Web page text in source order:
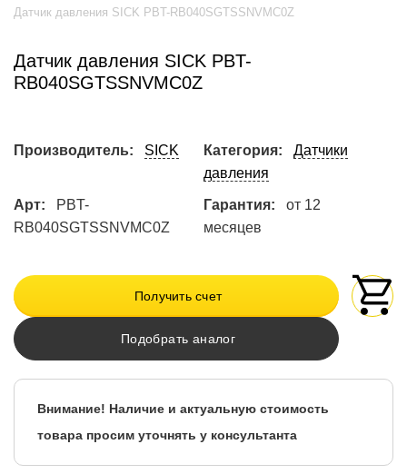
Датчик давления SICK PBT-RB040SGTSSNVMC0Z
Датчик давления SICK PBT-
RB040SGTSSNVMC0Z
Производитель: SICK Категория:
Датчики
давления
Арт:
PBT-
RB040SGTSSNVMC0Z
Гарантия:
от 12
месяцев
Получить счет
Подобрать аналог
Внимание! Наличие и актуальную стоимость
товара просим уточнять у консультанта